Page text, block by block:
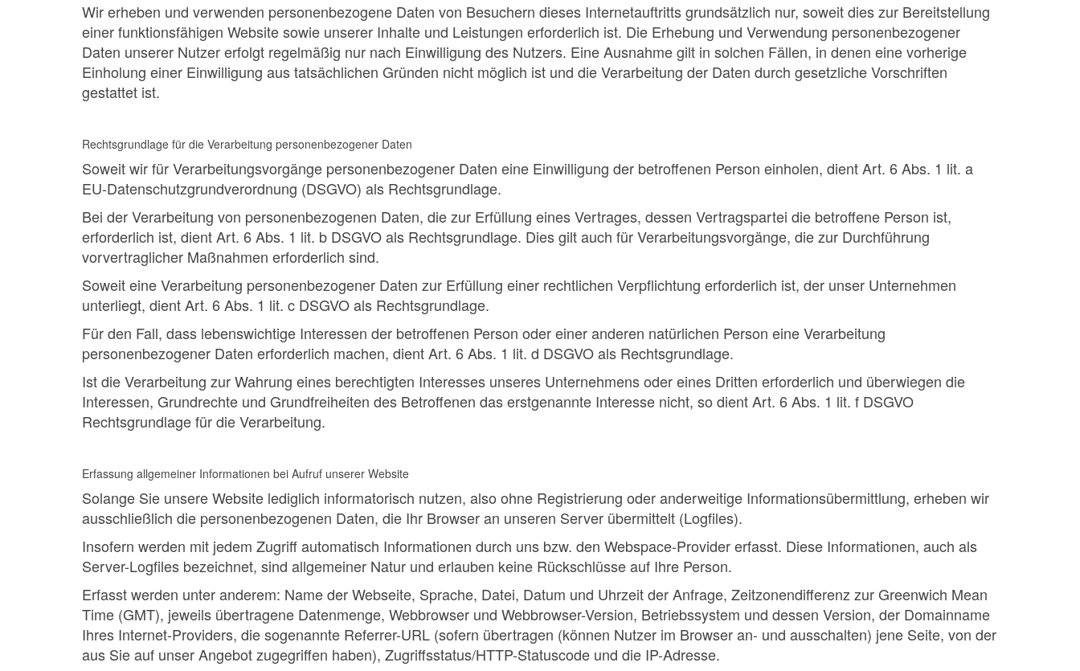
Wir erheben und verwenden personenbezogene Daten von Besuchern dieses Internetauftritts grundsätzlich nur, soweit dies zur Bereitstellung
einer funktionsfähigen Website sowie unserer Inhalte und Leistungen erforderlich ist. Die Erhebung und Verwendung personenbezogener
Daten unserer Nutzer erfolgt regelmäßig nur nach Einwilligung des Nutzers. Eine Ausnahme gilt in solchen Fällen, in denen eine vorherige
Einholung einer Einwilligung aus tatsächlichen Gründen nicht möglich ist und die Verarbeitung der Daten durch gesetzliche Vorschriften
gestattet ist.
Rechtsgrundlage für die Verarbeitung personenbezogener Daten
Soweit wir für Verarbeitungsvorgänge personenbezogener Daten eine Einwilligung der betroffenen Person einholen, dient Art. 6 Abs. 1 lit. a
EU-Datenschutzgrundverordnung (DSGVO) als Rechtsgrundlage.
Bei der Verarbeitung von personenbezogenen Daten, die zur Erfüllung eines Vertrages, dessen Vertragspartei die betroffene Person ist,
erforderlich ist, dient Art. 6 Abs. 1 lit. b DSGVO als Rechtsgrundlage. Dies gilt auch für Verarbeitungsvorgänge, die zur Durchführung
vorvertraglicher Maßnahmen erforderlich sind.
Soweit eine Verarbeitung personenbezogener Daten zur Erfüllung einer rechtlichen Verpflichtung erforderlich ist, der unser Unternehmen
unterliegt, dient Art. 6 Abs. 1 lit. c DSGVO als Rechtsgrundlage.
Für den Fall, dass lebenswichtige Interessen der betroffenen Person oder einer anderen natürlichen Person eine Verarbeitung
personenbezogener Daten erforderlich machen, dient Art. 6 Abs. 1 lit. d DSGVO als Rechtsgrundlage.
Ist die Verarbeitung zur Wahrung eines berechtigten Interesses unseres Unternehmens oder eines Dritten erforderlich und überwiegen die
Interessen, Grundrechte und Grundfreiheiten des Betroffenen das erstgenannte Interesse nicht, so dient Art. 6 Abs. 1 lit. f DSGVO
Rechtsgrundlage für die Verarbeitung.
Erfassung allgemeiner Informationen bei Aufruf unserer Website
Solange Sie unsere Website lediglich informatorisch nutzen, also ohne Registrierung oder anderweitige Informationsübermittlung, erheben wir
ausschließlich die personenbezogenen Daten, die Ihr Browser an unseren Server übermittelt (Logfiles).
Insofern werden mit jedem Zugriff automatisch Informationen durch uns bzw. den Webspace-Provider erfasst. Diese Informationen, auch als
Server-Logfiles bezeichnet, sind allgemeiner Natur und erlauben keine Rückschlüsse auf Ihre Person.
Erfasst werden unter anderem: Name der Webseite, Sprache, Datei, Datum und Uhrzeit der Anfrage, Zeitzonendifferenz zur Greenwich Mean
Time (GMT), jeweils übertragene Datenmenge, Webbrowser und Webbrowser-Version, Betriebssystem und dessen Version, der Domainname
Ihres Internet-Providers, die sogenannte Referrer-URL (sofern übertragen (können Nutzer im Browser an- und ausschalten) jene Seite, von der
aus Sie auf unser Angebot zugegriffen haben), Zugriffsstatus/HTTP-Statuscode und die IP-Adresse.